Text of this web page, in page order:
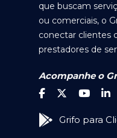
que buscam
ou comerciais, o
conectar clientes
prestadores de
Acompanhe o
Grifo para